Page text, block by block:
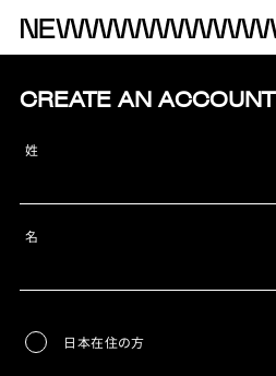
CREATE AN ACCOUNT
姓
名
日本在住の方